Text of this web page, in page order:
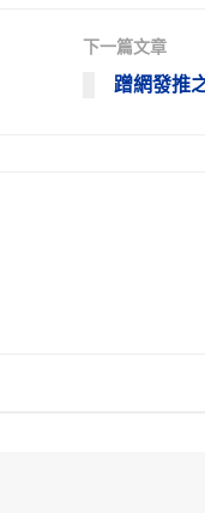
下一篇文章
蹭網發推